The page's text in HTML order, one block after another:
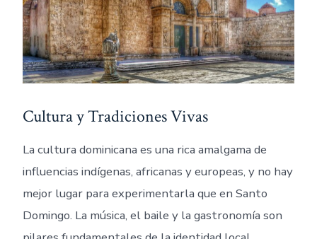
Cultura y Tradiciones Vivas
La cultura dominicana es una rica amalgama de
influencias indígenas, africanas y europeas, y no hay
mejor lugar para experimentarla que en Santo
Domingo. La música, el baile y la gastronomía son